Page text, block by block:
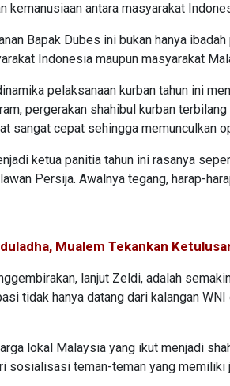
kemanusiaan antara masyarakat
Bapak Dubes ini bukan hanya
Indonesia maupun masyarakat
pelaksanaan kurban tahun ini
pergerakan shahibul kurban
sangat cepat sehingga memunculkan
ketua panitia tahun ini rasanya
Persija. Awalnya tegang, harap-
Mualem Tekankan
lanjut Zeldi, adalah
tidak hanya datang dari kalangan
lokal Malaysia yang ikut menjadi
sosialisasi teman-teman yang memiliki